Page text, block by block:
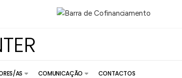
AS COMUNICAÇÃO CONTACTOS